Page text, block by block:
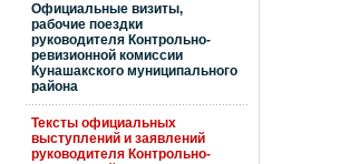
Официальные визиты,
рабочие поездки
руководителя Контрольно-
ревизионной комиссии
Кунашакского муниципального
района
Тексты официальных
выступлений и заявлений
руководителя Контрольно-